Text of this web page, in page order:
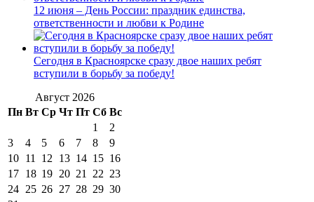
12 июня – День России: праздник единства,
ответственности и любви к Родине
Сегодня в Красноярске сразу двое наших ребят
вступили в борьбу за победу!
Август 2026
Пн Вт Ср Чт Пт Сб Вс
1
2
3
4 5 6 7 8
9
10 11 12 13 14 15 16
17 18 19 20 21 22 23
24 25 26 27 28 29 30